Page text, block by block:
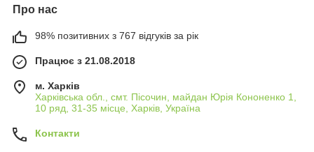
Про нас
98% позитивних з 767 відгуків за рік
Працює з 21.08.2018
м. Харків
Харківська обл., смт. Пісочин, майдан Юрія Кононенко 1,
10 ряд, 31-35 місце, Харків, Україна
Контакти